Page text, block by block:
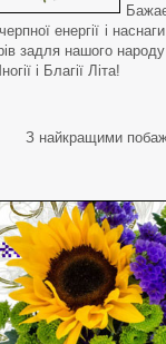
енергії і
задля нашого
і Благії Літа!
З найкращими